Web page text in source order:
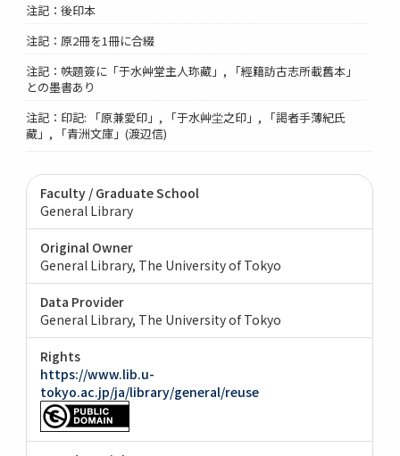
注記：後印本
注記：原2冊を1冊に合綴
注記：帙題簽に「于水艸堂主人珎藏」, 「經籍訪古志所載舊本」
との墨書あり
注記：印記: 「原兼愛印」, 「于水艸坣之印」, 「謁者手薄紀氏
藏」, 「青洲文庫」(渡辺信)
Faculty / Graduate School
General Library
Original Owner
General Library, The University of Tokyo
Data Provider
General Library, The University of Tokyo
Rights
https://www.lib.u-
tokyo.ac.jp/ja/library/general/reuse